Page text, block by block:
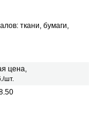
ткани, бумаги,
цена,
шт.